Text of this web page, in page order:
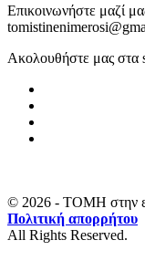
Επικοινωνήστε μαζί
Ακολουθήστε μας στα
© 2026 - ΤΟΜΗ στην
Πολιτική απορρήτου
All Rights Reserved.